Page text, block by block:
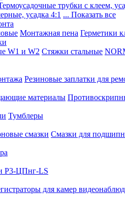
трубки с клеем,
усадка 4:1 ... Показать все
Монтажная пена Герметики
W1 и W2 Стяжки стальные
Резиновые заплатки для
материалы
Тумблеры
смазки Смазки для
Р3-ЦПнг-LS
для камер